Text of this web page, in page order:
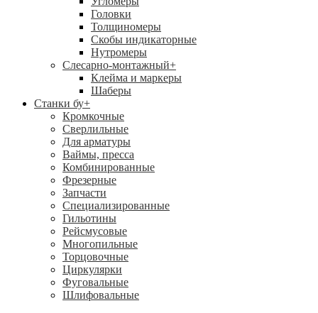
Головки
Толщиномеры
Скобы индикаторные
Нутромеры
Слесарно-монтажный+
Клейма и маркеры
Шаберы
Станки бу+
Кромкочные
Сверлильные
Для арматуры
Ваймы, пресса
Комбинированные
Фрезерные
Запчасти
Специализированные
Гильотины
Рейсмусовые
Многопильные
Торцовочные
Циркулярки
Фуговальные
Шлифовальные